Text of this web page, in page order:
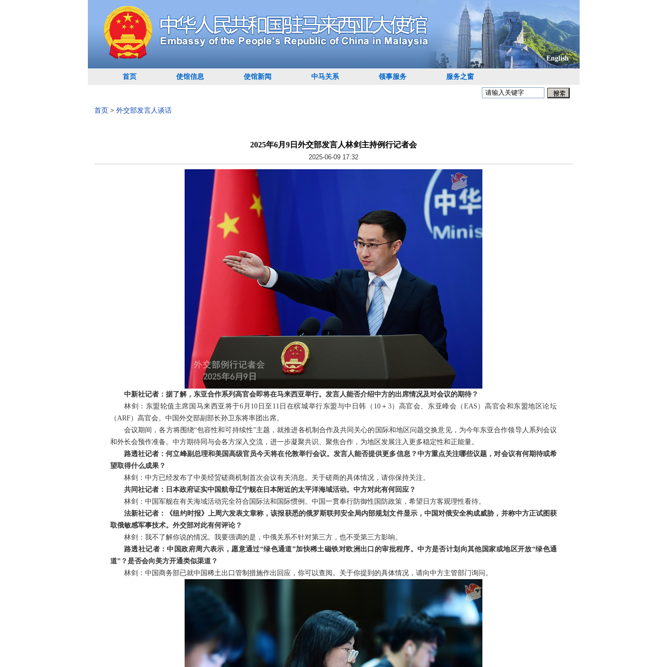
English
首页 使馆信息 使馆新闻 中马关系 领事服务 服务之窗
首页 > 外交部发言人谈话
2025年6月9日外交部发言人林剑主持例行记者会
2025-06-09 17:32
中新社记者：据了解，东亚合作系列高官会即将在马来西亚举行。发言人能否介绍中方的出席情况及对会议的期待？
林剑：东盟轮值主席国马来西亚将于6月10日至11日在槟城举行东盟与中日韩（10＋3）高官会、东亚峰会（EAS）高官会和东盟地区论坛
（ARF）高官会。中国外交部副部长孙卫东将率团出席。
会议期间，各方将围绕“包容性和可持续性”主题，就推进各机制合作及共同关心的国际和地区问题交换意见，为今年东亚合作领导人系列会议
和外长会预作准备。中方期待同与会各方深入交流，进一步凝聚共识、聚焦合作，为地区发展注入更多稳定性和正能量。
路透社记者：何立峰副总理和美国高级官员今天将在伦敦举行会议。发言人能否提供更多信息？中方重点关注哪些议题，对会议有何期待或希
望取得什么成果？
林剑：中方已经发布了中美经贸磋商机制首次会议有关消息。关于磋商的具体情况，请你保持关注。
共同社记者：日本政府证实中国航母辽宁舰在日本附近的太平洋海域活动。中方对此有何回应？
林剑：中国军舰在有关海域活动完全符合国际法和国际惯例。中国一贯奉行防御性国防政策，希望日方客观理性看待。
法新社记者：《纽约时报》上周六发表文章称，该报获悉的俄罗斯联邦安全局内部规划文件显示，中国对俄安全构成威胁，并称中方正试图获
取俄敏感军事技术。外交部对此有何评论？
林剑：我不了解你说的情况。我要强调的是，中俄关系不针对第三方，也不受第三方影响。
路透社记者：中国政府周六表示，愿意通过“绿色通道”加快稀土磁铁对欧洲出口的审批程序。中方是否计划向其他国家或地区开放“绿色通
道”？是否会向美方开通类似渠道？
林剑：中国商务部已就中国稀土出口管制措施作出回应，你可以查阅。关于你提到的具体情况，请向中方主管部门询问。